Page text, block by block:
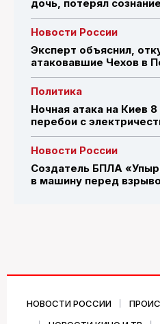
дочь, потерял
Новости России
Эксперт объяснил,
атаковавшие Чехов в
Политика
Ночная атака на Киев
перебои с
Новости России
Создатель БПЛА
в машину перед
НОВОСТИ РОССИИ